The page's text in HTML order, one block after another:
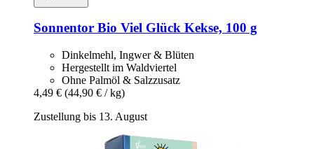
Sonnentor Bio Viel Glück Kekse, 100 g
Dinkelmehl, Ingwer & Blüten
Hergestellt im Waldviertel
Ohne Palmöl & Salzzusatz
4,49 € (44,90 € / kg)
Zustellung bis 13. August